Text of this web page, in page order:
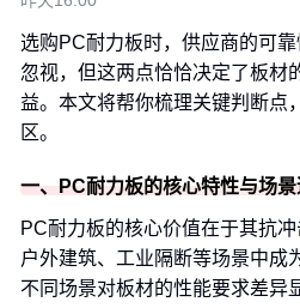
选购PC耐力板时，供应商的可
忽视，但这两点恰恰决定了板材
益。本文将帮你梳理关键判断点
区。
一、PC耐力板的核心特性与场
PC耐力板的核心价值在于其抗
户外建筑、工业隔断等场景中成
不同场景对板材的性能要求差异